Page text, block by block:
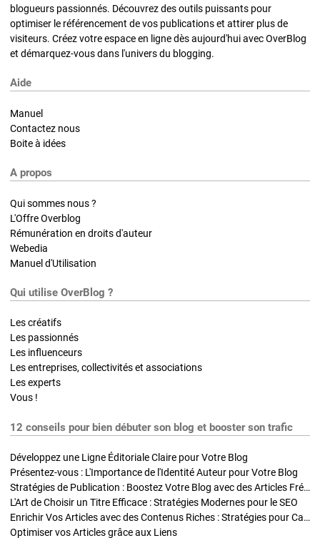
blogueurs passionnés. Découvrez des outils puissants pour
optimiser le référencement de vos publications et attirer plus de
visiteurs. Créez votre espace en ligne dès aujourd'hui avec OverBlog
et démarquez-vous dans l'univers du blogging.
Aide
Manuel
Contactez nous
Boite à idées
A propos
Qui sommes nous ?
L'Offre Overblog
Rémunération en droits d'auteur
Webedia
Manuel d'Utilisation
Qui utilise OverBlog ?
Les créatifs
Les passionnés
Les influenceurs
Les entreprises, collectivités et associations
Les experts
Vous !
12 conseils pour bien débuter son blog et booster son trafic
Développez une Ligne Éditoriale Claire pour Votre Blog
Présentez-vous : L'Importance de l'Identité Auteur pour Votre Blog
Stratégies de Publication : Boostez Votre Blog avec des Articles Fréquents et Exclusifs
L'Art de Choisir un Titre Efficace : Stratégies Modernes pour le SEO
Enrichir Vos Articles avec des Contenus Riches : Stratégies pour Captiver et Optimiser
Optimiser vos Articles grâce aux Liens